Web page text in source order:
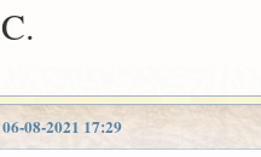
C.
06-08-2021 17:29